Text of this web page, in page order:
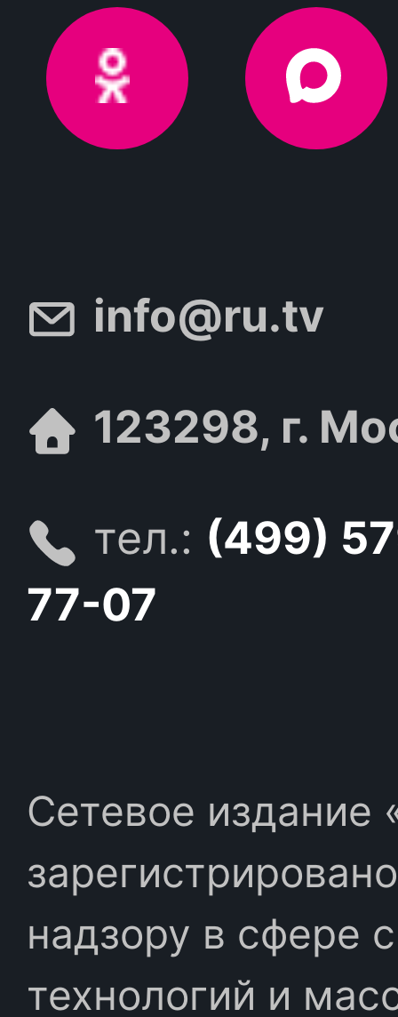
info@ru.tv
123298, г.
тел.: (499)
77-07
Сетевое издание
надзору в сфере
технологий и